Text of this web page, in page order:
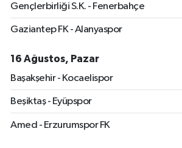
Gençlerbirliği S.K. - Fenerbahçe
Gaziantep FK - Alanyaspor
16 Ağustos, Pazar
Başakşehir - Kocaelispor
Beşiktaş - Eyüpspor
Amed - Erzurumspor FK